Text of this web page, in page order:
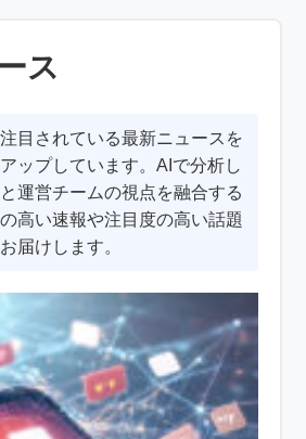
ス
目されている最新ニュースを
ップしています。AIで分析し
運営チームの視点を融合する
高い速報や注目度の高い話題
届けします。